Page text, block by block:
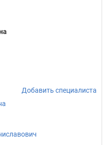
Добавить специалиста